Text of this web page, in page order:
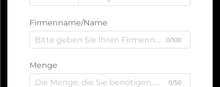
Firmenname/Name
0/100
Menge
0/50